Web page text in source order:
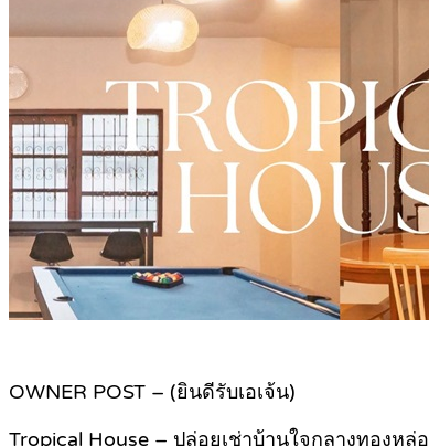
OWNER POST – (ยินดีรับเอเจ้น)
Tropical House – ปล่อยเช่าบ้านใจกลางทองหล่อ